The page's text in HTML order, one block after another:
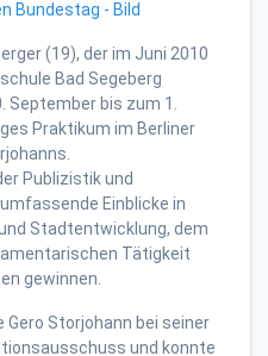
(19), der im Juni 2010
Bad Segeberg
bis zum 1.
Praktikum im Berliner
Publizistik und
Einblicke in
Stadtentwicklung, dem
Tätigkeit
gewinnen.
Storjohann bei seiner
und konnte